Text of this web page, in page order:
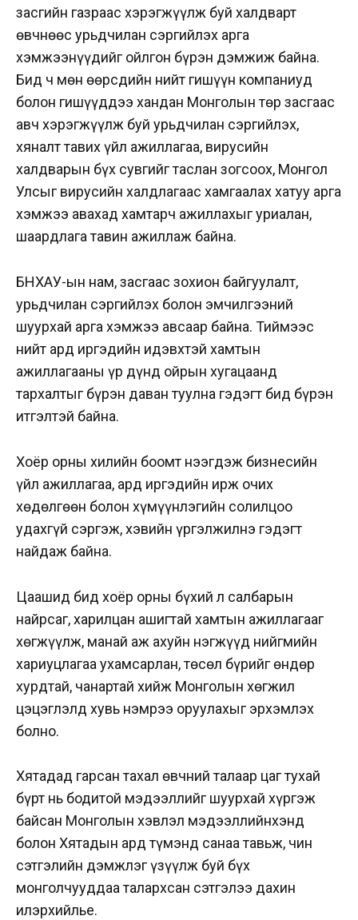
засгийн газраас хэрэгжүүлж буй халдварт
өвчнөөс урьдчилан сэргийлэх арга
хэмжээнүүдийг ойлгон бүрэн дэмжиж байна.
Бид ч мөн өөрсдийн нийт гишүүн компаниуд
болон гишүүддээ хандан Монголын төр засгаас
авч хэрэгжүүлж буй урьдчилан сэргийлэх,
хяналт тавих үйл ажиллагаа, вирусийн
халдварын бүх сувгийг таслан зогсоох, Монгол
Улсыг вирусийн халдлагаас хамгаалах хатуу арга
хэмжээ авахад хамтарч ажиллахыг уриалан,
шаардлага тавин ажиллаж байна.
БНХАУ-ын нам, засгаас зохион байгуулалт,
урьдчилан сэргийлэх болон эмчилгээний
шуурхай арга хэмжээ авсаар байна. Тиймээс
нийт ард иргэдийн идэвхтэй хамтын
ажиллагааны үр дүнд ойрын хугацаанд
тархалтыг бүрэн даван туулна гэдэгт бид бүрэн
итгэлтэй байна.
Хоёр орны хилийн боомт нээгдэж бизнесийн
үйл ажиллагаа, ард иргэдийн ирж очих
хөдөлгөөн болон хүмүүнлэгийн солилцоо
удахгүй сэргэж, хэвийн үргэлжилнэ гэдэгт
найдаж байна.
Цаашид бид хоёр орны бүхий л салбарын
найрсаг, харилцан ашигтай хамтын ажиллагааг
хөгжүүлж, манай аж ахуйн нэгжүүд нийгмийн
хариуцлагаа ухамсарлан, төсөл бүрийг өндөр
хурдтай, чанартай хийж Монголын хөгжил
цэцэглэлд хувь нэмрээ оруулахыг эрхэмлэх
болно.
Хятадад гарсан тахал өвчний талаар цаг тухай
бүрт нь бодитой мэдээллийг шуурхай хүргэж
байсан Монголын хэвлэл мэдээллийнхэнд
болон Хятадын ард түмэнд санаа тавьж, чин
сэтгэлийн дэмжлэг үзүүлж буй бүх
монголчууддаа талархсан сэтгэлээ дахин
илэрхийлье.